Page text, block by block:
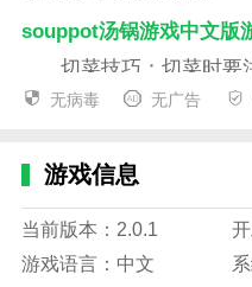
souppot汤锅游戏中文版
切菜技巧：切菜时要
证汤的质地和口感。
戏中食物的香气飘过屏幕
游戏中的烹饪环境可
在欢快的音乐中烹饪时，
幸福的感觉是压倒性的!
无病毒 无广告
游戏信息
当前版本：2.0.1
游戏语言：中文